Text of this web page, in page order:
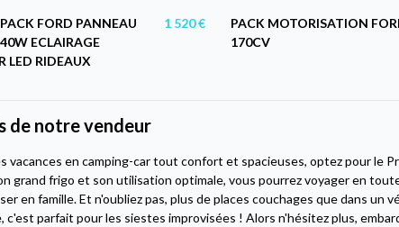
FORD PANNEAU
ECLAIRAGE
LED RIDEAUX
1 520 €
PACK MOTORISATION
170CV
de notre vendeur
vacances en camping-car tout confort et spacieuses, optez pour le
grand frigo et son utilisation optimale, vous pourrez voyager en
en famille. Et n'oubliez pas, plus de places couchages que dans un
c'est parfait pour les siestes improvisées ! Alors n'hésitez plus,